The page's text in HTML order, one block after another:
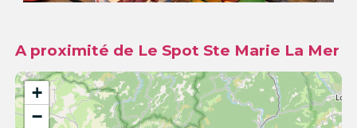
A proximité de Le Spot Ste Marie La Mer
+
−